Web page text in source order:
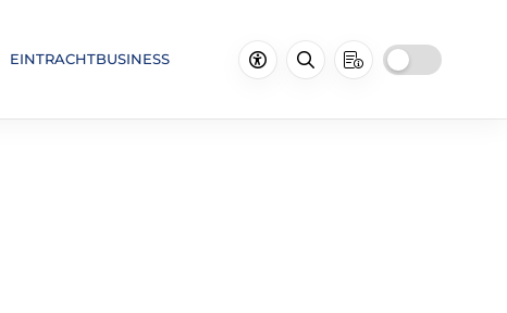
EINTRACHTBUSINESS